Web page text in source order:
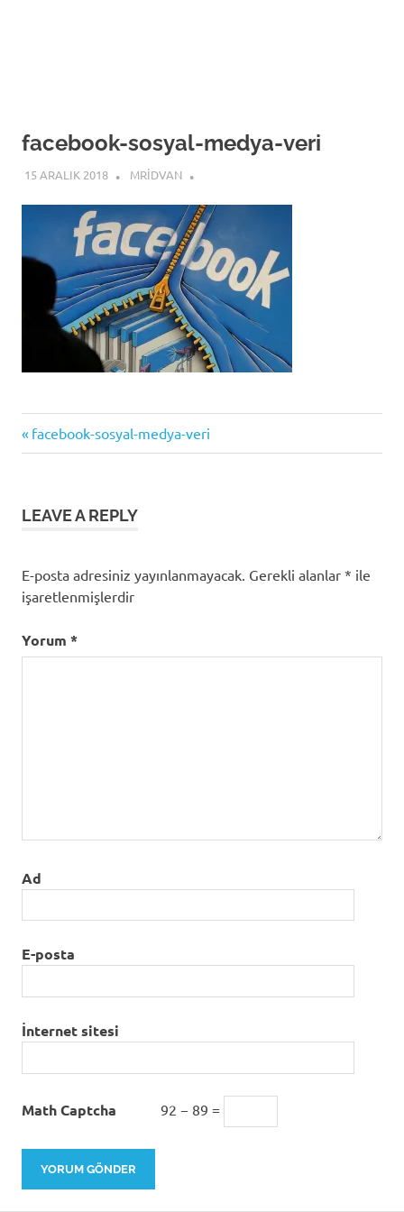
facebook-sosyal-medya-veri
15 ARALIK 2018 MRIDVAN
Yazı
Previous
Post:
facebook-sosyal-medya-veri
LEAVE A REPLY
E-posta adresiniz yayınlanmayacak. Gerekli alanlar * ile
işaretlenmişlerdir
Yorum *
Ad
E-posta
İnternet sitesi
Math Captcha 92 − 89 =